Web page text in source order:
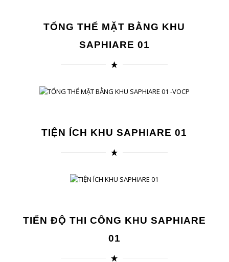
TỔNG THỂ MẶT BẰNG KHU
SAPHIARE 01
TIỆN ÍCH KHU SAPHIARE 01
TIẾN ĐỘ THI CÔNG KHU SAPHIARE
01